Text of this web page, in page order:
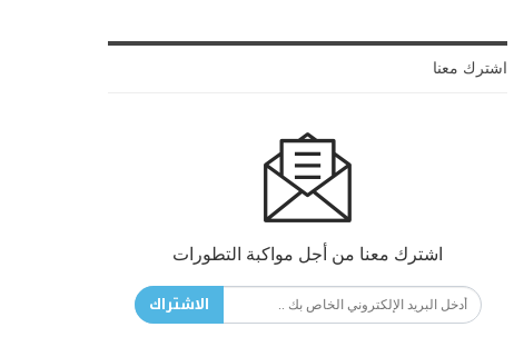
اشترك معنا
اشترك معنا من أجل مواكبة التطورات
الاشتراك